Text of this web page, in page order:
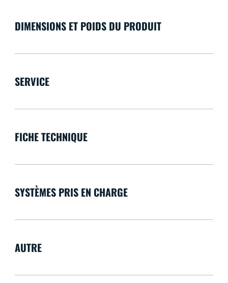
DIMENSIONS ET POIDS DU PRODUIT
SERVICE
FICHE TECHNIQUE
SYSTÈMES PRIS EN CHARGE
AUTRE